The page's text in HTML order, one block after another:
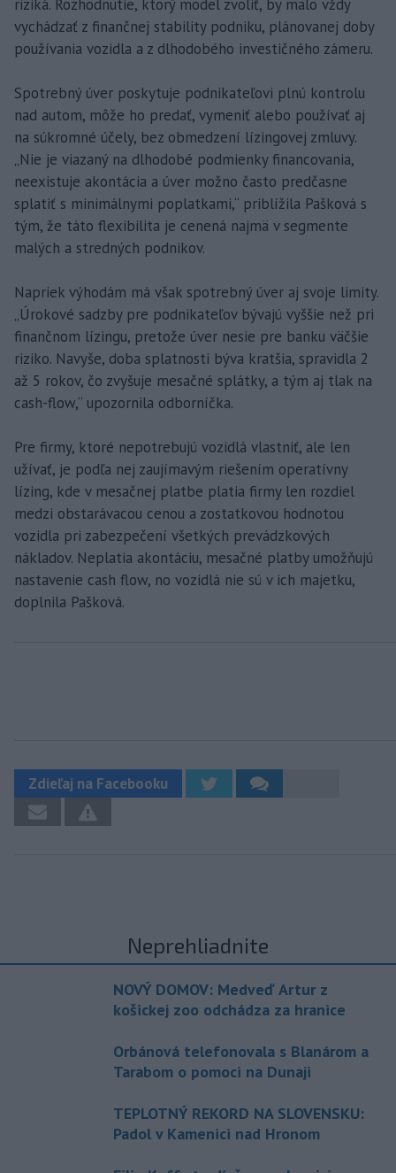
riziká. Rozhodnutie, ktorý model zvoliť, by malo vždy
vychádzať z finančnej stability podniku, plánovanej doby
používania vozidla a z dlhodobého investičného zámeru.
Spotrebný úver poskytuje podnikateľovi plnú kontrolu
nad autom, môže ho predať, vymeniť alebo používať aj
na súkromné účely, bez obmedzení lízingovej zmluvy.
„Nie je viazaný na dlhodobé podmienky financovania,
neexistuje akontácia a úver možno často predčasne
splatiť s minimálnymi poplatkami,“ priblížila Pašková s
tým, že táto flexibilita je cenená najmä v segmente
malých a stredných podnikov.
Napriek výhodám má však spotrebný úver aj svoje limity.
„Úrokové sadzby pre podnikateľov bývajú vyššie než pri
finančnom lízingu, pretože úver nesie pre banku väčšie
riziko. Navyše, doba splatnosti býva kratšia, spravidla 2
až 5 rokov, čo zvyšuje mesačné splátky, a tým aj tlak na
cash-flow,“ upozornila odborníčka.
Pre firmy, ktoré nepotrebujú vozidlá vlastniť, ale len
užívať, je podľa nej zaujímavým riešením operatívny
lízing, kde v mesačnej platbe platia firmy len rozdiel
medzi obstarávacou cenou a zostatkovou hodnotou
vozidla pri zabezpečení všetkých prevádzkových
nákladov. Neplatia akontáciu, mesačné platby umožňujú
nastavenie cash flow, no vozidlá nie sú v ich majetku,
doplnila Pašková.
Zdieľaj na Facebooku
Neprehliadnite
NOVÝ DOMOV: Medveď Artur z
košickej zoo odchádza za hranice
Orbánová telefonovala s Blanárom a
Tarabom o pomoci na Dunaji
TEPLOTNÝ REKORD NA SLOVENSKU:
Padol v Kamenici nad Hronom